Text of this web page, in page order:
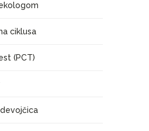
ciklusa
(PCT)